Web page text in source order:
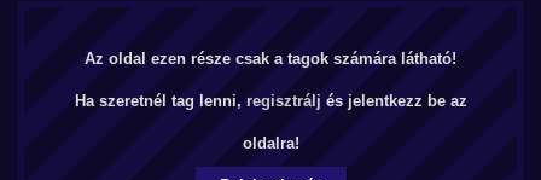
Az oldal ezen része csak a tagok számára látható!
Ha szeretnél tag lenni, regisztrálj és jelentkezz be az
oldalra!